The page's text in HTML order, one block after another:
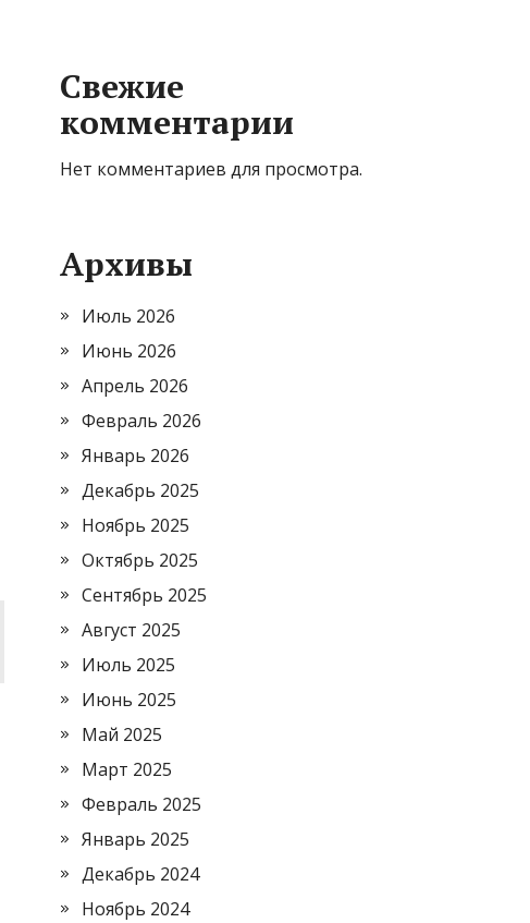
Свежие
комментарии
Нет комментариев для просмотра.
Архивы
Июль 2026
Июнь 2026
Апрель 2026
Февраль 2026
Январь 2026
Декабрь 2025
Ноябрь 2025
Октябрь 2025
Сентябрь 2025
Август 2025
Июль 2025
Июнь 2025
Май 2025
Март 2025
Февраль 2025
Январь 2025
Декабрь 2024
Ноябрь 2024